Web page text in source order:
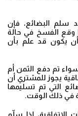
سلم البضائع، فإن
وقع الفسخ في حالة
أن يكون قد علم بأن
تم دفع الثمن أم
يجوز للمشتري أن
التي تم تسليمها
في ذلك الوقت.
الإتفاقية، إذا سلّم